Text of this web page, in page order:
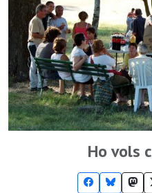
Ho vols